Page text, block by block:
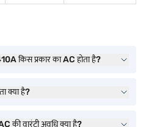
किस प्रकार का AC होता है?
क्या है?
की वारंटी अवधि क्या है?